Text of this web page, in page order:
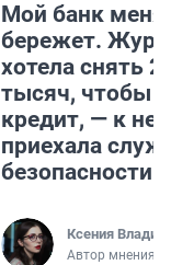
Мой банк меня
бережет.
хотела снять
тысяч, чтобы
кредит, — к
приехала
безопасности
Ксения
Автор мнения